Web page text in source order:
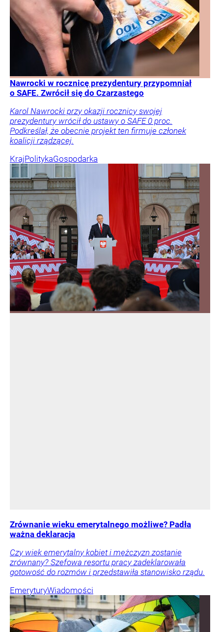
Nawrocki w rocznicę prezydentury przypomniał
o SAFE. Zwrócił się do Czarzastego
Karol Nawrocki przy okazji rocznicy swojej
prezydentury wrócił do ustawy o SAFE 0 proc.
Podkreślał, że obecnie projekt ten firmuje członek
koalicji rządzącej.
KrajPolitykaGospodarka
Zrównanie wieku emerytalnego możliwe? Padła
ważna deklaracja
Czy wiek emerytalny kobiet i mężczyzn zostanie
zrównany? Szefowa resortu pracy zadeklarowała
gotowość do rozmów i przedstawiła stanowisko rządu.
EmeryturyWiadomości